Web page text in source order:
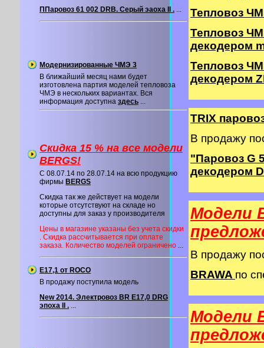
ППаровоз 61 002 DRB. Серый эаоха II . ...
Модернизированные ЧМЭ 3
В ближайший месяц нами будет
изготовлена партия моделей тепловоза
ЧМЭ в нескольких вариантах. Вся
информация доступна здесь ...
Скидка 15 % на все модели
BERGS!
C 08.07.14 по 28.07.14 на всю продукцию
фирмы BERGS
Скидка так же действует на модели
которые отсутствуют на складе но
доступны для заказ у производителя
Цены в магазине указаны без учета скидки
. Скидка рассчитывается при оплате
заказа. Количество моделей ограничено ...
Е17,1 от ROCO
В продажу поступила модель
New 2014. Электровоз BR E17,0 DRG
эпоха II . ...
Тепловоз
Тепловоз
декодером
Тепловоз
декодером
TRIX
В продажу
"Паровоз G
декодером
Модели
В продажу
BRAWA по
Модели